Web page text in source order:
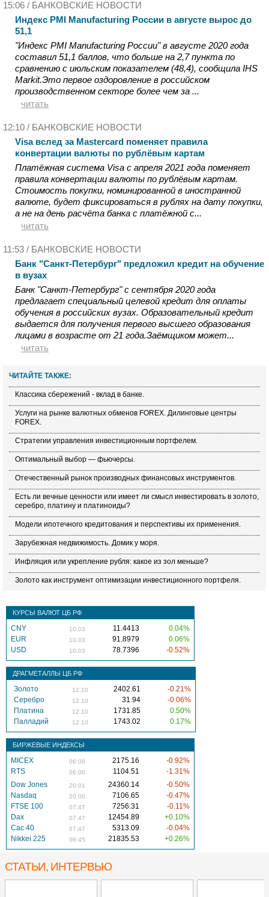
15:06 / БАНКОВСКИЕ НОВОСТИ
Индекс PMI Manufacturing России в августе вырос до
51,1
"Индекс PMI Manufacturing России" в августе 2020 года
составил 51,1 баллов, что больше на 2,7 пункта по
сравнению с июльским показателем (48,4), сообщила IHS
Markit.Это первое оздоровление в российском
производственном секторе более чем за ...
читать
12:10 / БАНКОВСКИЕ НОВОСТИ
Visa вслед за Mastercard поменяет правила
конвертации валюты по рублёвым картам
Платёжная система Visa с апреля 2021 года поменяет
правила конвертации валюты по рублёвым картам.
Стоимость покупки, номинированной в иностранной
валюте, будет фиксироваться в рублях на дату покупки,
а не на день расчёта банка с платёжной с...
читать
11:53 / БАНКОВСКИЕ НОВОСТИ
Банк "Санкт-Петербург" предложил кредит на обучение
в вузах
Банк "Санкт-Петербург" с сентября 2020 года
предлагает специальный целевой кредит для оплаты
обучения в российских вузах. Образовательный кредит
выдается для получения первого высшего образования
лицами в возрасте от 21 года.Заёмщиком может...
читать
ЧИТАЙТЕ ТАКЖЕ:
Классика сбережений - вклад в банке.
Услуги на рынке валютных обменов FOREX. Дилинговые центры
FOREX.
Стратегии управления инвестиционным портфелем.
Оптимальный выбор — фьючерсы.
Отечественный рынок производных финансовых инструментов.
Есть ли вечные ценности или имеет ли смысл инвестировать в золото,
серебро, платину и платиноиды?
Модели ипотечного кредитования и перспективы их применения.
Зарубежная недвижимость. Домик у моря.
Инфляция или укрепление рубля: какое из зол меньше?
Золото как инструмент оптимизации инвестиционного портфеля.
КУРСЫ ВАЛЮТ ЦБ РФ
CNY 10.03 11.4413
0.04%
EUR
10.03 91.8979
0.06%
USD
10.03 78.7396 -0.52%
ДРАГМЕТАЛЛЫ ЦБ РФ
Золото 12.10 2402.61
-0.21%
Серебро
12.10 31.94
-0.06%
Платина
12.10 1731.85
0.50%
Палладий
12.10 1743.02 0.17%
БИРЖЕВЫЕ ИНДЕКСЫ
MICEX 06:00 2175.16
-0.92%
RTS
06:00 1104.51
-1.31%
Dow Jones
20:01 24360.14
-0.50%
Nasdaq
20:00 7106.65
-0.47%
FTSE 100
07:47 7256.31
-0.11%
Dax
07:47 12454.89
+0.10%
Cac 40
07:47 5313.09
-0.04%
Nikkei 225
06:45 21835.53 +0.26%
СТАТЬИ, ИНТЕРВЬЮ